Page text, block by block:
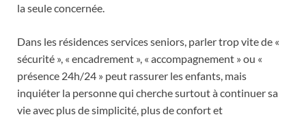
la seule concernée.
Dans les résidences services seniors, parler trop vite de «
sécurité », « encadrement », « accompagnement » ou «
présence 24h/24 » peut rassurer les enfants, mais
inquiéter la personne qui cherche surtout à continuer sa
vie avec plus de simplicité, plus de confort et